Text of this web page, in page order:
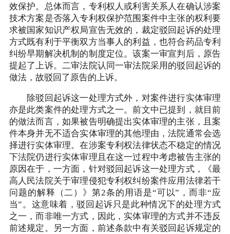
效保护。总体而言，专利权人或利害关系人在确认涉案
技术方案是否落入专利权保护范围案件中主张的权利要
求被国家知识产权局宣告无效的，裁定驳回起诉的处理
方式既有利于平衡双方当事人的利益，也符合药品专利
纠纷早期解决机制的制度定位。该案一审宣判后，原告
提起了上诉。二审法院认同一审法院采用的驳回起诉的
做法，故驳回了原告的上诉。
除驳回起诉这一处理方式外，对案件进行实体审理
亦是此类案件的处理方式之一。前文中已提到，就目前
的做法而言，如果被告明确提出实体审理的主张，且案
件本身并无不适合实体审理的其他理由，法院通常会选
择进行实体审理。在涉案专利权法律状态不稳定的情况
下法院仍进行实体审理且在这一过程中考虑被告主张的
原因在于，一方面，针对驳回起诉这一处理方式，《最
高人民法院关于审理侵犯专利权纠纷案件应用法律若干
问题的解释（二）》第2条的用语是“可以”，而非“应
当”。这意味着，驳回起诉只是此种情况下的处理方式
之一，而非唯一方式，因此，实体审理的方式并不违反
前述规定。另一方面，前述条款中有关驳回起诉规定的